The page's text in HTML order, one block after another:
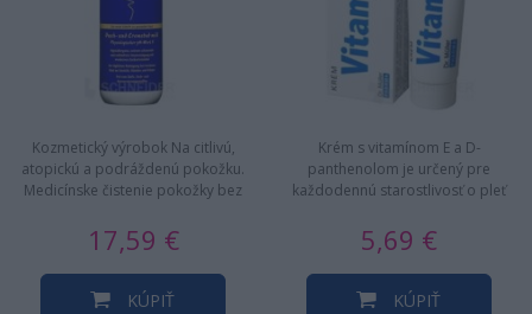
Kozmetický výrobok Na citlivú,
atopickú a podráždenú pokožku.
Medicínske čistenie pokožky bez
17,59 €
KÚPIŤ
Krém s vitamínom E a D-
panthenolom je určený pre
každodennú starostlivosť o pleť
po…
5,69 €
KÚPIŤ